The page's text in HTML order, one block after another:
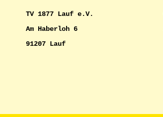
TV 1877 Lauf e.V.
Am Haberloh 6
91207 Lauf